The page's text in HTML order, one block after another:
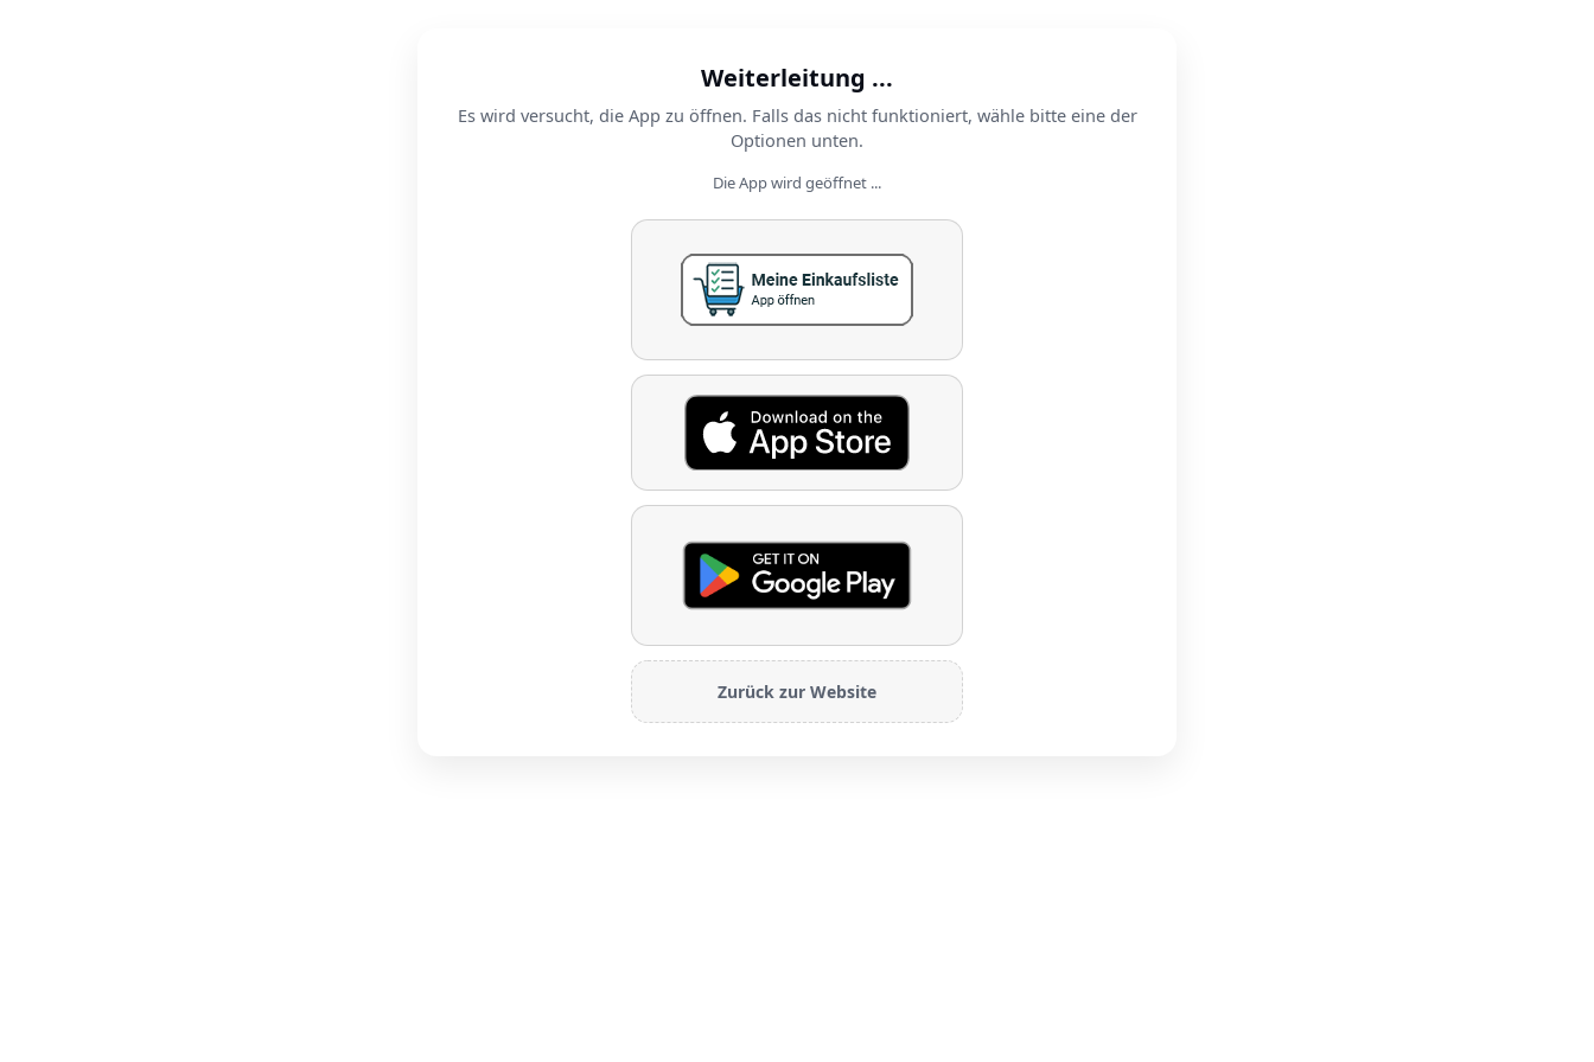
Weiterleitung ...
Es wird versucht, die App zu öffnen. Falls das nicht funktioniert, wähle bitte eine der
Optionen unten.
Die App wird geöffnet ...
Zurück zur Website